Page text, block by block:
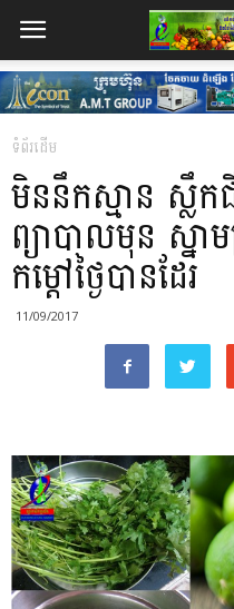
ទំព័រដើម
មិននឹកស្មាន ស្លឹ
ព្យាបាលមុន ស្ន
កម្តៅថ្ងៃបានដែរ
11/09/2017